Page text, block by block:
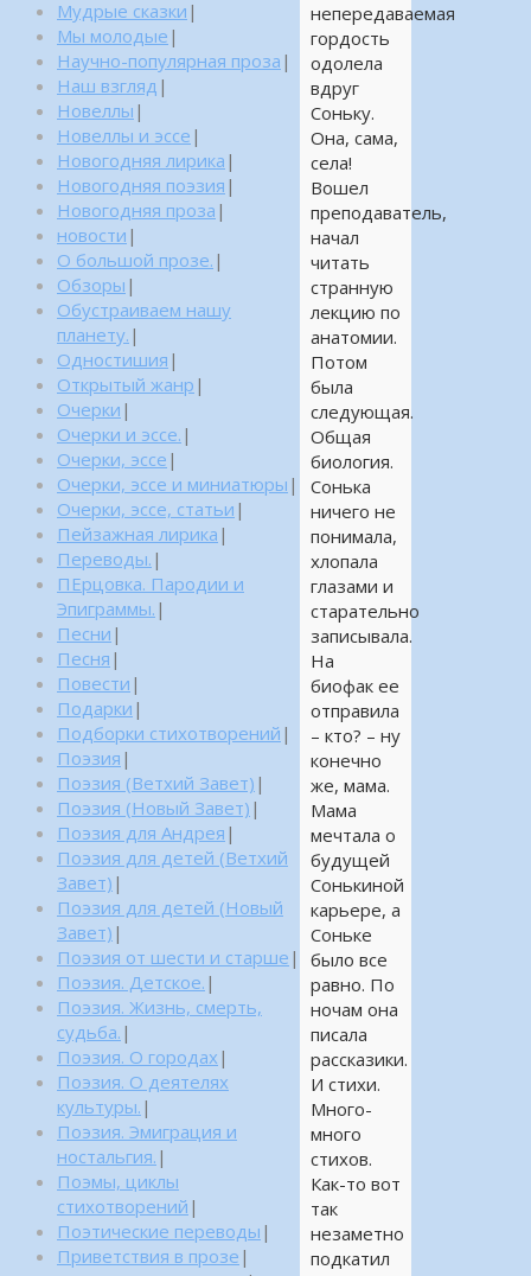
непередаваемая
гордость
одолела
вдруг
Соньку.
Она, сама,
села!
Вошел
преподаватель,
начал
читать
странную
лекцию по
анатомии.
Потом
была
следующая.
Общая
биология.
Сонька
ничего не
понимала,
хлопала
глазами и
старательно
записывала.
На
биофак ее
отправила
– кто? – ну
конечно
же, мама.
Мама
мечтала о
будущей
Сонькиной
карьере, а
Соньке
было все
равно. По
ночам она
писала
рассказики.
И стихи.
Много-
много
стихов.
Как-то вот
так
незаметно
подкатил
Мудрые сказки |
Мы молодые |
Научно-популярная проза |
Наш взгляд |
Новеллы |
Новеллы и эссе |
Новогодняя лирика |
Новогодняя поэзия |
Новогодняя проза |
новости |
О большой прозе. |
Обзоры |
Обустраиваем нашу
планету. |
Одностишия |
Открытый жанр |
Очерки |
Очерки и эссе. |
Очерки, эссе |
Очерки, эссе и миниатюры |
Очерки, эссе, статьи |
Пейзажная лирика |
Переводы. |
ПЕрцовка. Пародии и
Эпиграммы. |
Песни |
Песня |
Повести |
Подарки |
Подборки стихотворений |
Поэзия |
Поэзия (Ветхий Завет) |
Поэзия (Новый Завет) |
Поэзия для Андрея |
Поэзия для детей (Ветхий
Завет) |
Поэзия для детей (Новый
Завет) |
Поэзия от шести и старше |
Поэзия. Детское. |
Поэзия. Жизнь, смерть,
судьба. |
Поэзия. О городах |
Поэзия. О деятелях
культуры. |
Поэзия. Эмиграция и
ностальгия. |
Поэмы, циклы
стихотворений |
Поэтические переводы |
Приветствия в прозе |